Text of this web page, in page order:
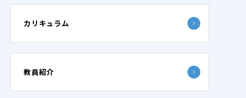
カリキュラム
教員紹介